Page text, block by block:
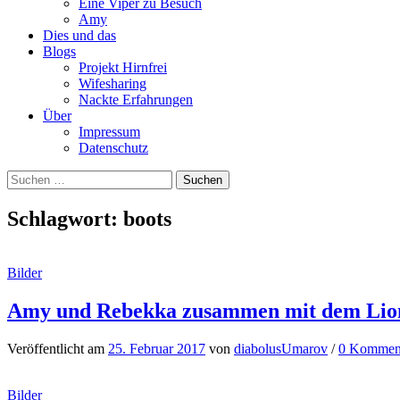
Eine Viper zu Besuch
Amy
Dies und das
Blogs
Projekt Hirnfrei
Wifesharing
Nackte Erfahrungen
Über
Impressum
Datenschutz
Suchen
nach:
Schlagwort: boots
Bilder
Amy und Rebekka zusammen mit dem
Veröffentlicht am 25. Februar 2017 von diabolusUmarov /0
Bilder